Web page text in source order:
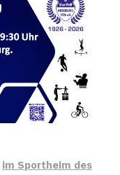
im Sportheim des